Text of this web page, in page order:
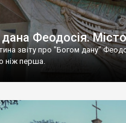
Феодосія.
звіту про "Богом дану"
ніж перша.